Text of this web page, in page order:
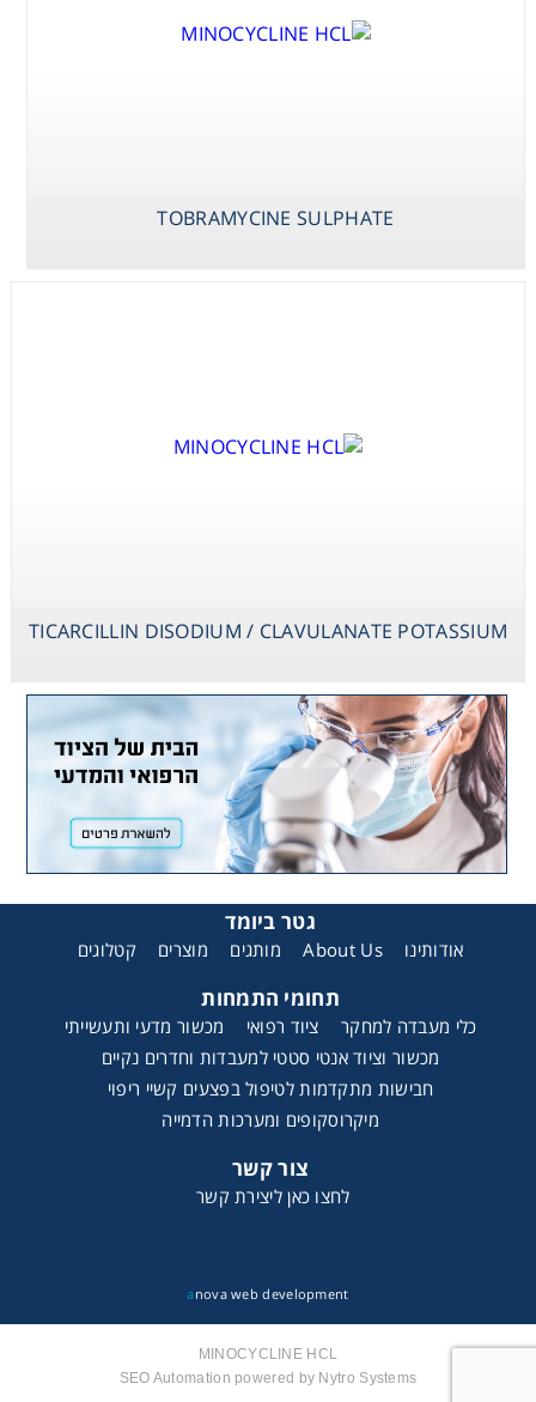
TOBRAMYCINE SULPHATE
TICARCILLIN DISODIUM / CLAVULANATE POTASSIUM
גטר ביומד
אודותינו About Us מותגים מוצרים קטלוגים
תחומי התמחות
כלי מעבדה למחקר ציוד רפואי
מכשור מדעי ותעשייתי
מכשור וציוד אנטי סטטי למעבדות וחדרים נקיים
חבישות מתקדמות לטיפול בפצעים קשיי ריפוי
מיקרוסקופים ומערכות הדמייה
צור קשר
לחצו כאן ליצירת קשר
a nova web development
MINOCYCLINE HCL
SEO Automation powered by Nytro Systems